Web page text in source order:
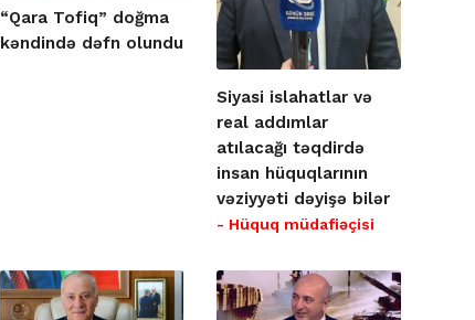
“Qara Tofiq” doğma
kəndində dəfn olundu
Siyasi islahatlar və
real addımlar
atılacağı təqdirdə
insan hüquqlarının
vəziyyəti dəyişə bilər
- Hüquq müdafiəçisi